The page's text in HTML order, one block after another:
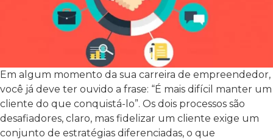
Em algum momento da sua carreira de empreendedor,
você já deve ter ouvido a frase: “É mais difícil manter um
cliente do que conquistá-lo”. Os dois processos são
desafiadores, claro, mas fidelizar um cliente exige um
conjunto de estratégias diferenciadas, o que